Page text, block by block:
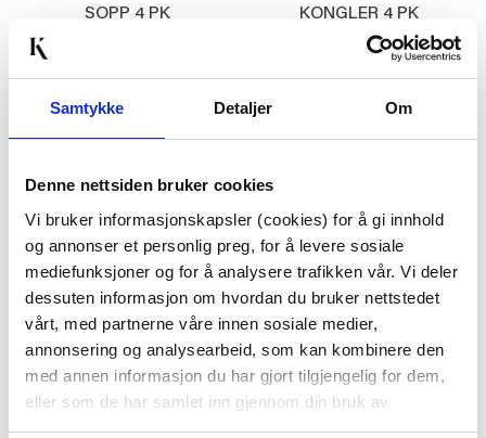
Samtykke Detaljer Om
Denne nettsiden bruker cookies
Vi bruker informasjonskapsler (cookies) for å gi innhold
og annonser et personlig preg, for å levere sosiale
mediefunksjoner og for å analysere trafikken vår. Vi deler
dessuten informasjon om hvordan du bruker nettstedet
vårt, med partnerne våre innen sosiale medier,
annonsering og analysearbeid, som kan kombinere den
med annen informasjon du har gjort tilgjengelig for dem,
eller som de har samlet inn gjennom din bruk av
tjenestene deres.
SOPP 4 PK
KONGLER 4 PK
69,90
FAT NORA 30 CM
349,00
FAT NORA 45 CM
499,00